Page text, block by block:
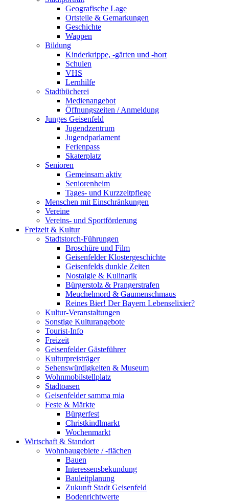
Geografische Lage
Ortsteile & Gemarkungen
Geschichte
Wappen
Bildung
Kinderkrippe, -gärten und -hort
Schulen
VHS
Lernhilfe
Stadtbücherei
Medienangebot
Öffnungszeiten / Anmeldung
Junges Geisenfeld
Jugendzentrum
Jugendparlament
Ferienpass
Skaterplatz
Senioren
Gemeinsam aktiv
Seniorenheim
Tages- und Kurzzeitpflege
Menschen mit Einschränkungen
Vereine
Vereins- und Sportförderung
Freizeit & Kultur
Stadtstorch-Führungen
Broschüre und Film
Geisenfelder Klostergeschichte
Geisenfelds dunkle Zeiten
Nostalgie & Kulinarik
Bürgerstolz & Prangerstrafen
Meuchelmord & Gaumenschmaus
Reines Bier! Der Bayern Lebenselixier?
Kultur-Veranstaltungen
Sonstige Kulturangebote
Tourist-Info
Freizeit
Geisenfelder Gästeführer
Kulturpreisträger
Sehenswürdigkeiten & Museum
Wohnmobilstellplatz
Stadtoasen
Geisenfelder samma mia
Feste & Märkte
Bürgerfest
Christkindlmarkt
Wochenmarkt
Wirtschaft & Standort
Wohnbaugebiete / -flächen
Bauen
Interessensbekundung
Bauleitplanung
Zukunft Stadt Geisenfeld
Bodenrichtwerte